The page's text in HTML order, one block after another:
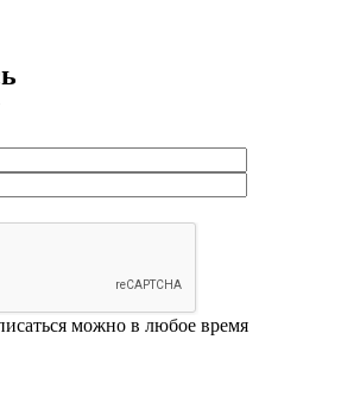
можно в любое время